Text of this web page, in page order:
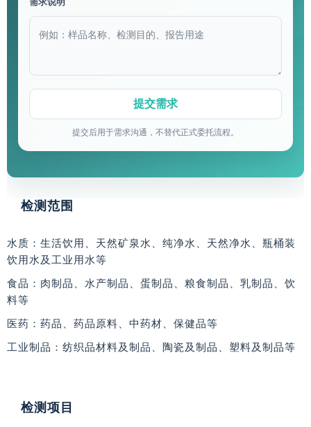
提交后用于需求沟通，不替代正式委托流程。
检测范围
水质 ：生活饮用、天然矿泉水、纯净水、天然净水、瓶桶装
饮用水及工业用水等
食品 ：肉制品、水产制品、蛋制品、粮食制品、乳制品、饮
料等
医药 ：药品、药品原料、中药材、保健品等
工业制品 ：纺织品材料及制品、陶瓷及制品、塑料及制品等
检测项目